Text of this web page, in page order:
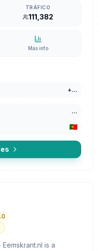
TRÁFICO
111,382
Más info
+...
...
is a